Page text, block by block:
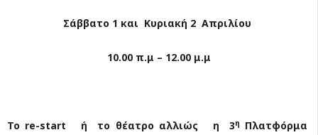
Σάββατο 1 και Κυριακή 2 Απριλίου
10.00 π.μ – 12.00 μ.μ
Το re-start ή το θέατρο αλλιώς η 3η
Πλατφόρμα